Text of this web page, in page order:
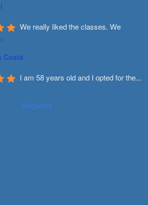
We really liked the classes. We
Costa
I am 58 years old and I opted for the...
Següents